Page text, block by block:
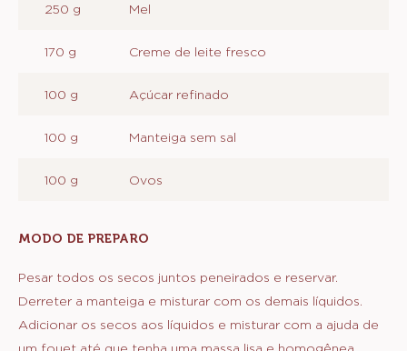
250 g Mel
170 g Creme de leite fresco
100 g Açúcar refinado
100 g Manteiga sem sal
100 g Ovos
MODO DE PREPARO
Pesar todos os secos juntos peneirados e reservar.
Derreter a manteiga e misturar com os demais líquidos.
Adicionar os secos aos líquidos e misturar com a ajuda de
um fouet até que tenha uma massa lisa e homogênea.